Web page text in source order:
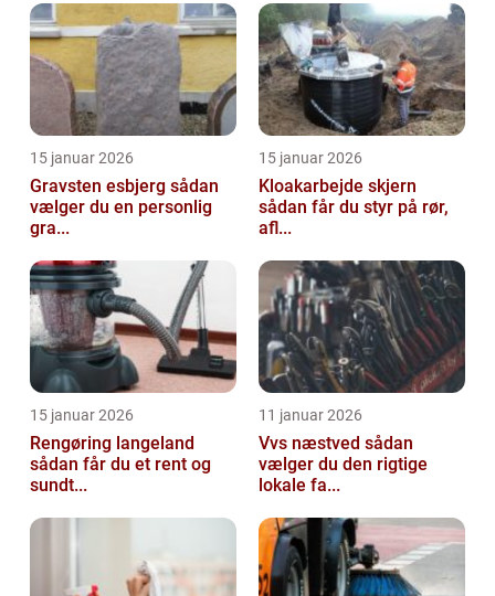
15 januar 2026
Gravsten esbjerg sådan
vælger du en personlig
gra...
15 januar 2026
Kloakarbejde skjern
sådan får du styr på rør,
afl...
15 januar 2026
Rengøring langeland
sådan får du et rent og
sundt...
11 januar 2026
Vvs næstved sådan
vælger du den rigtige
lokale fa...